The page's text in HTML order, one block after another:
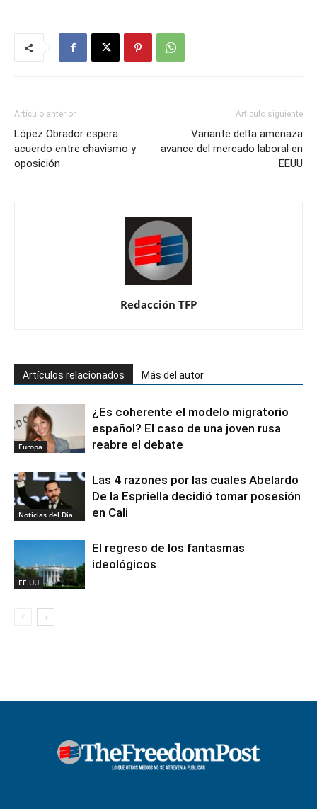
Artículo anterior
López Obrador espera
acuerdo entre chavismo y
oposición
Artículo siguiente
Variante delta amenaza
avance del mercado laboral en
EEUU
Redacción TFP
Artículos relacionados Más del autor
Europa
¿Es coherente el modelo migratorio
español? El caso de una joven rusa
reabre el debate
Noticias del Día
Las 4 razones por las cuales Abelardo
De la Espriella decidió tomar posesión
en Cali
EE.UU
El regreso de los fantasmas
ideológicos